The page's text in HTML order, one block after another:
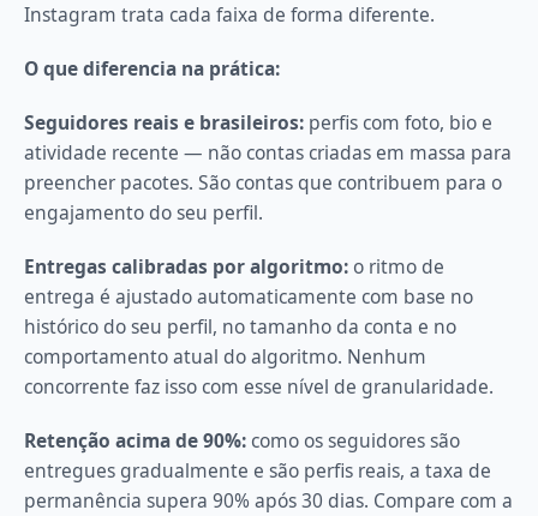
Instagram trata cada faixa de forma diferente.
O que diferencia na prática:
Seguidores reais e brasileiros: perfis com foto, bio e
atividade recente — não contas criadas em massa para
preencher pacotes. São contas que contribuem para o
engajamento do seu perfil.
Entregas calibradas por algoritmo: o ritmo de
entrega é ajustado automaticamente com base no
histórico do seu perfil, no tamanho da conta e no
comportamento atual do algoritmo. Nenhum
concorrente faz isso com esse nível de granularidade.
Retenção acima de 90%: como os seguidores são
entregues gradualmente e são perfis reais, a taxa de
permanência supera 90% após 30 dias. Compare com a